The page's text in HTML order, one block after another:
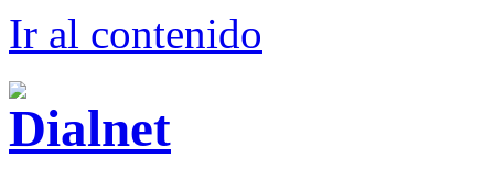
Ir al contenido